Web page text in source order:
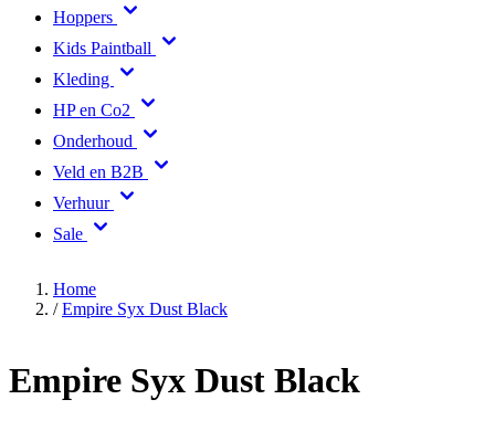
Markers
Hoppers
Kids Paintball
Kleding
HP en Co2
Onderhoud
Veld en B2B
Verhuur
Home
Empire Syx Dust Black